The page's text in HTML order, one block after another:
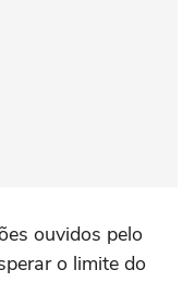
ouvidos pelo
o limite do